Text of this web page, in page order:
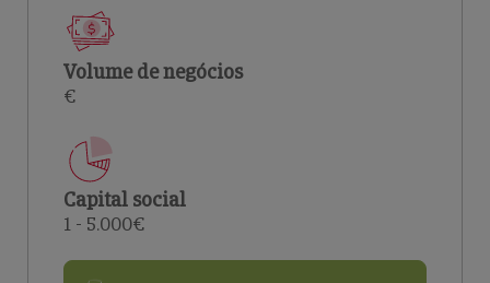
Volume de negócios
€
Capital social
1 - 5.000€